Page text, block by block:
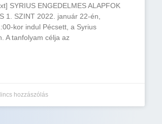
SYRIUS ENGEDELMES ALAPFOK
1. SZINT 2022. január 22-én,
kor indul Pécsett, a Syrius
A tanfolyam célja az
hozzászólás